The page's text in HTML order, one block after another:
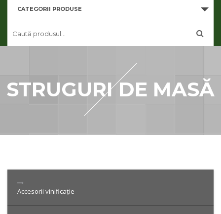
CONTUL MEU
CATEGORII PRODUSE
STRUGURI DE MASĂ
Accesorii vinificație